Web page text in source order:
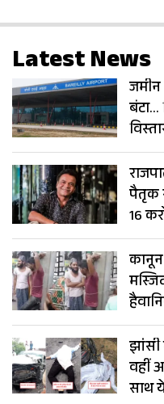
Latest News
बंटा…
पैतृक
16
वहीं
साथ